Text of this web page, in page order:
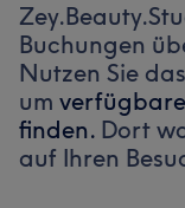
Buchungen
Nutzen Sie
um
finden. Dort
auf Ihren